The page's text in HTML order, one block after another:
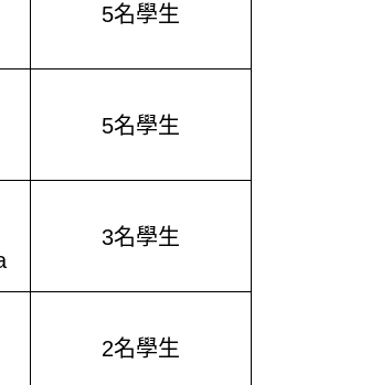
5名學生
5名學生
3名學生
2名學生